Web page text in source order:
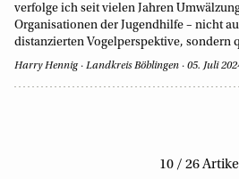
verfolge ich seit vielen Jahren
Organisationen der Jugendhilfe – nicht
distanzierten Vogelperspektive, sondern
Harry Hennig Landkreis Böblingen 05. Juli